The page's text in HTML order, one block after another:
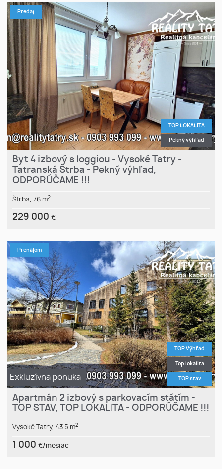
Predaj
TOP LOKALITA
Pekný výhľad
Byt 4 izbový s loggiou - Vysoké Tatry -
Tatranská Štrba - Pekný výhľad,
ODPORÚČAME !!!
Štrba, 76 m2
229 000 €
Exkluzívna ponuka
Prenájom
TOP Výhľad
Top lokalita
TOP stav
Apartmán 2 izbový s parkovacím státím -
TOP STAV, TOP LOKALITA - ODPORÚČAME !!!
Vysoké Tatry, 43.5 m2
1 000 €/mesiac